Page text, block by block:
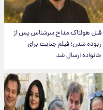
قتل هولناک مداح سرشناس پس از
ربوده شدن؛ فیلم جنایت برای
خانواده ارسال شد